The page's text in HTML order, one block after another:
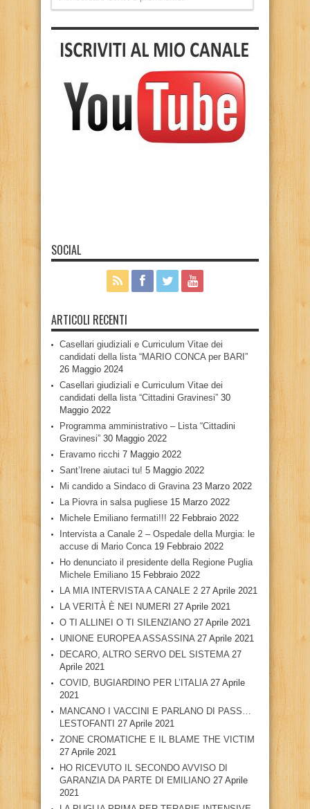
SOCIAL
ARTICOLI RECENTI
Casellari giudiziali e Curriculum Vitae dei
candidati della lista “MARIO CONCA per BARI”
26 Maggio 2024
Casellari giudiziali e Curriculum Vitae dei
candidati della lista “Cittadini Gravinesi” 30
Maggio 2022
Programma amministrativo – Lista “Cittadini
Gravinesi” 30 Maggio 2022
Eravamo ricchi 7 Maggio 2022
Sant’Irene aiutaci tu! 5 Maggio 2022
Mi candido a Sindaco di Gravina 23 Marzo 2022
La Piovra in salsa pugliese 15 Marzo 2022
Michele Emiliano fermati!!! 22 Febbraio 2022
Intervista a Canale 2 – Ospedale della Murgia: le
accuse di Mario Conca 19 Febbraio 2022
Ho denunciato il presidente della Regione Puglia
Michele Emiliano 15 Febbraio 2022
LA MIA INTERVISTA A CANALE 2 27 Aprile 2021
LA VERITÀ È NEI NUMERI 27 Aprile 2021
O TI ALLINEI O TI SILENZIANO 27 Aprile 2021
UNIONE EUROPEA ASSASSINA 27 Aprile 2021
DECARO, ALTRO SERVO DEL SISTEMA 27
Aprile 2021
COVID, BUGIARDINO PER L’ITALIA 27 Aprile
2021
MANCANO I VACCINI E PARLANO DI PASS…
LESTOFANTI 27 Aprile 2021
ZONE CROMATICHE E IL BLAME THE VICTIM
27 Aprile 2021
HO RICEVUTO IL SECONDO AVVISO DI
GARANZIA DA PARTE DI EMILIANO 27 Aprile
2021